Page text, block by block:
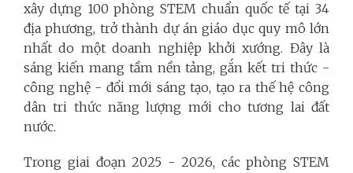
xây dựng 100 phòng STEM chuẩn quốc tế tại 34
địa phương, trở thành dự án giáo dục quy mô lớn
nhất do một doanh nghiệp khởi xướng. Đây là
sáng kiến mang tầm nền tảng, gắn kết tri thức -
công nghệ - đổi mới sáng tạo, tạo ra thế hệ công
dân tri thức năng lượng mới cho tương lai đất
nước.
Trong giai đoạn 2025 - 2026, các phòng STEM